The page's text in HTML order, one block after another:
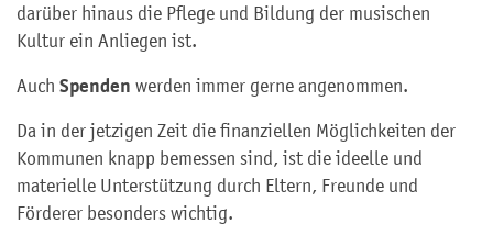
darüber hinaus die Pflege und Bildung der musischen
Kultur ein Anliegen ist.
Auch Spenden werden immer gerne angenommen.
Da in der jetzigen Zeit die finanziellen Möglichkeiten der
Kommunen knapp bemessen sind, ist die ideelle und
materielle Unterstützung durch Eltern, Freunde und
Förderer besonders wichtig.